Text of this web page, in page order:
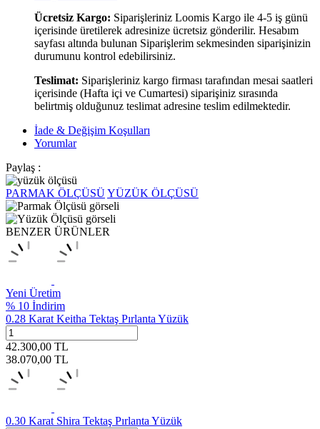
Ücretsiz Kargo: Siparişleriniz Loomis Kargo ile 4-5 iş günü
içerisinde üretilerek adresinize ücretsiz gönderilir. Hesabım
sayfası altında bulunan Siparişlerim sekmesinden siparişinizin
durumunu kontrol edebilirsiniz.
Teslimat: Siparişleriniz kargo firması tarafından mesai saatleri
içerisinde (Hafta içi ve Cumartesi) siparişiniz sırasında
belirtmiş olduğunuz teslimat adresine teslim edilmektedir.
İade & Değişim Koşulları
Yorumlar
Paylaş :
PARMAK ÖLÇÜSÜYÜZÜK ÖLÇÜSÜ
BENZER ÜRÜNLER
Yeni Üretim
% 10 İndirim
0.28 Karat Keitha Tektaş Pırlanta Yüzük
42.300,00 TL
38.070,00 TL
0.30 Karat Shira Tektaş Pırlanta Yüzük